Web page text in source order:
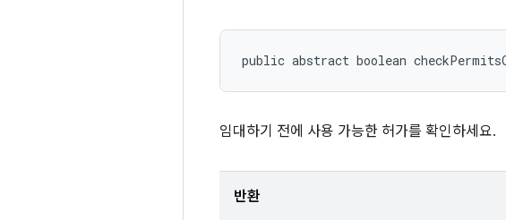
public abstract boolean
임대하기 전에 사용 가능한 허가를 확인하세요.
반환